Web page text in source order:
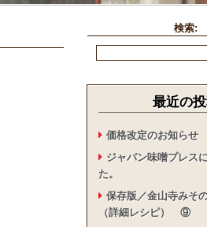
検索:
最近の
価格改定のお知らせ
ジャパン味噌プレス
た。
保存版／金山寺みそ
（詳細レシピ） ⑨